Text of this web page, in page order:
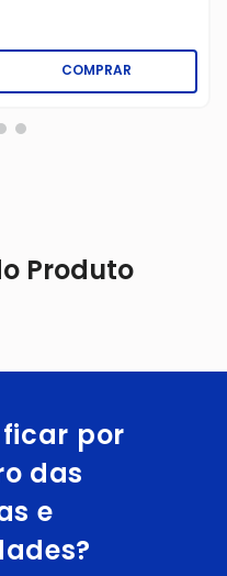
COMPRAR
Produto
ficar por
das
e